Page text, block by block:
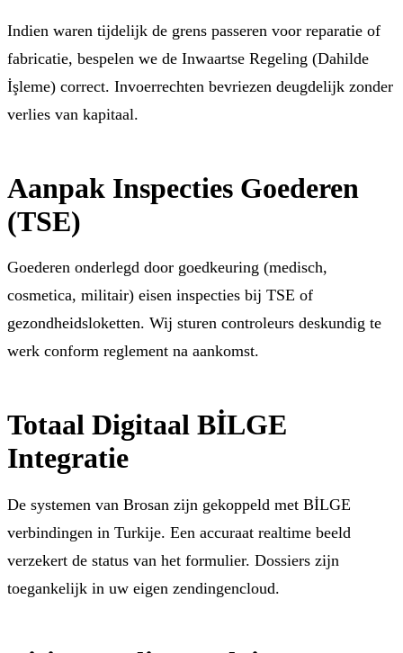
Indien waren tijdelijk de grens passeren voor reparatie of
fabricatie, bespelen we de Inwaartse Regeling (Dahilde
İşleme) correct. Invoerrechten bevriezen deugdelijk zonder
verlies van kapitaal.
Aanpak Inspecties Goederen
(TSE)
Goederen onderlegd door goedkeuring (medisch,
cosmetica, militair) eisen inspecties bij TSE of
gezondheidsloketten. Wij sturen controleurs deskundig te
werk conform reglement na aankomst.
Totaal Digitaal BİLGE
Integratie
De systemen van Brosan zijn gekoppeld met BİLGE
verbindingen in Turkije. Een accuraat realtime beeld
verzekert de status van het formulier. Dossiers zijn
toegankelijk in uw eigen zendingencloud.